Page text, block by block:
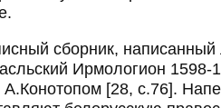
сборник, написанный
Ирмологион 1598-
А.Конотопом [28, с.76].